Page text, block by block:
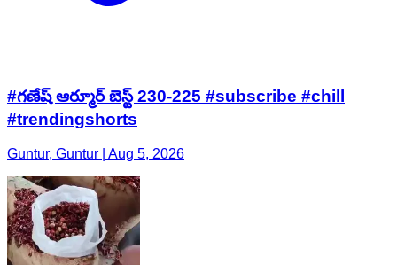
#గణేష్ ఆర్మూర్ బెస్ట్ 230-225 #subscribe #chill
#trendingshorts
Guntur, Guntur | Aug 5, 2026